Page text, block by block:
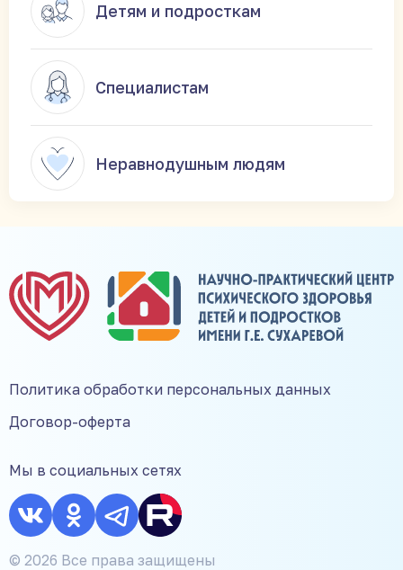
Детям и подросткам
Специалистам
Неравнодушным людям
Политика обработки персональных данных
Договор-оферта
Мы в социальных сетях
© 2026 Все права защищены